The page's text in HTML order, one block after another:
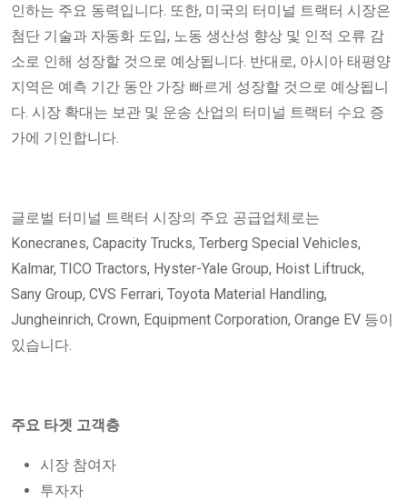
인하는 주요 동력입니다. 또한, 미국의 터미널 트랙터 시장은
첨단 기술과 자동화 도입, 노동 생산성 향상 및 인적 오류 감
소로 인해 성장할 것으로 예상됩니다. 반대로, 아시아 태평양
지역은 예측 기간 동안 가장 빠르게 성장할 것으로 예상됩니
다. 시장 확대는 보관 및 운송 산업의 터미널 트랙터 수요 증
가에 기인합니다.
글로벌 터미널 트랙터 시장의 주요 공급업체로는
Konecranes, Capacity Trucks, Terberg Special Vehicles,
Kalmar, TICO Tractors, Hyster-Yale Group, Hoist Liftruck,
Sany Group, CVS Ferrari, Toyota Material Handling,
Jungheinrich, Crown, Equipment Corporation, Orange EV 등이
있습니다.
주요 타겟 고객층
시장 참여자
투자자